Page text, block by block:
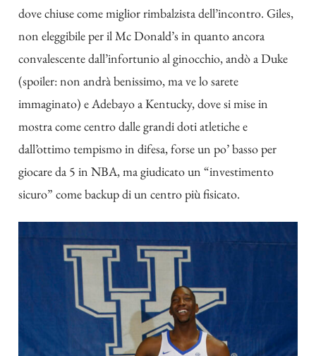
dove chiuse come miglior rimbalzista dell’incontro. Giles,
non eleggibile per il Mc Donald’s in quanto ancora
convalescente dall’infortunio al ginocchio, andò a Duke
(spoiler: non andrà benissimo, ma ve lo sarete
immaginato) e Adebayo a Kentucky, dove si mise in
mostra come centro dalle grandi doti atletiche e
dall’ottimo tempismo in difesa, forse un po’ basso per
giocare da 5 in NBA, ma giudicato un “investimento
sicuro” come backup di un centro più fisicato.